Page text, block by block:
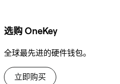
选购 OneKey
全球最先进的硬件钱包。
立即购买